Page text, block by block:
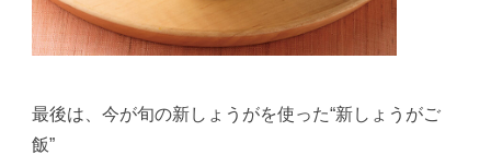
最後は、今が旬の新しょうがを使った“新しょうがご
飯”